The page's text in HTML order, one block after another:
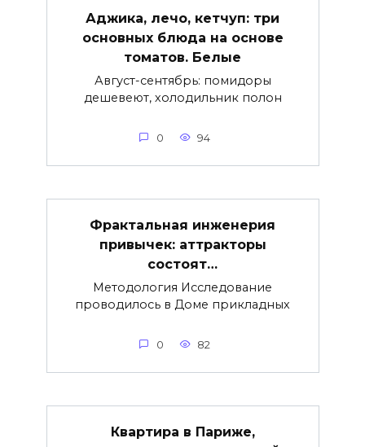
Аджика, лечо, кетчуп: три
основных блюда на основе
томатов. Белые
Август-сентябрь: помидоры
дешевеют, холодильник полон
0 94
Фрактальная инженерия
привычек: аттракторы
состоят…
Методология Исследование
проводилось в Доме прикладных
0 82
Квартира в Париже,